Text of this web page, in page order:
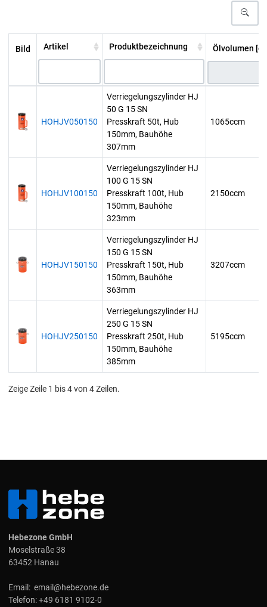
Bild Artikel Produktbezeichnung Ölvolumen
HOHJV050150
Verriegelungszylinder HJ
50 G 15 SN
Presskraft 50t, Hub
150mm, Bauhöhe
307mm
1065ccm
HOHJV100150
Verriegelungszylinder HJ
100 G 15 SN
Presskraft 100t, Hub
150mm, Bauhöhe
323mm
2150ccm
HOHJV150150
Verriegelungszylinder HJ
150 G 15 SN
Presskraft 150t, Hub
150mm, Bauhöhe
363mm
3207ccm
HOHJV250150
Verriegelungszylinder HJ
250 G 15 SN
Presskraft 250t, Hub
150mm, Bauhöhe
385mm
5195ccm
Zeige Zeile 1 bis 4 von 4 Zeilen.
Hebezone GmbH
Moselstraße 38
63452 Hanau
Email: email@hebezone.de
Telefon:+49 6181 9102-0